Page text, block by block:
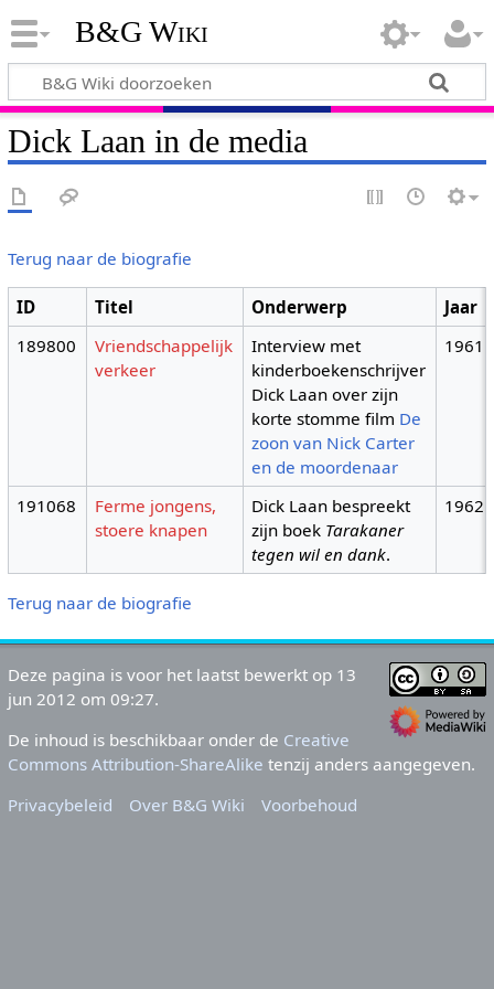
B&G Wiki
Dick Laan in de media
Terug naar de biografie
ID Titel Onderwerp
Jaar
189800
Vriendschappelijk
verkeer
Interview met
kinderboekenschrijver
Dick Laan over zijn
korte stomme film De
zoon van Nick Carter
en de moordenaar
1961
191068
Ferme jongens,
stoere knapen
Dick Laan bespreekt
zijn boek Tarakaner
tegen wil en dank.
1962
Terug naar de biografie
Deze pagina is voor het laatst bewerkt op 13
jun 2012 om 09:27.
De inhoud is beschikbaar onder de Creative
Commons Attribution-ShareAlike tenzij anders aangegeven.
Privacybeleid
Over B&G Wiki Voorbehoud